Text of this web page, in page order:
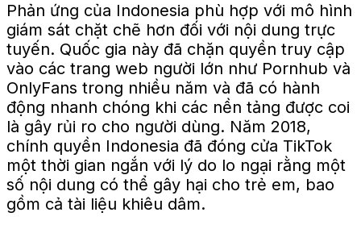
Phản ứng của Indonesia phù hợp với mô hình
giám sát chặt chẽ hơn đối với nội dung trực
tuyến. Quốc gia này đã chặn quyền truy cập
vào các trang web người lớn như Pornhub và
OnlyFans trong nhiều năm và đã có hành
động nhanh chóng khi các nền tảng được coi
là gây rủi ro cho người dùng. Năm 2018,
chính quyền Indonesia đã đóng cửa TikTok
một thời gian ngắn với lý do lo ngại rằng một
số nội dung có thể gây hại cho trẻ em, bao
gồm cả tài liệu khiêu dâm.